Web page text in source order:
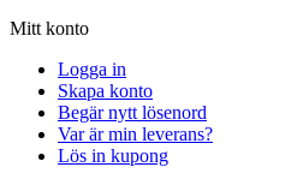
Mitt konto
Logga in
Skapa konto
Begär nytt lösenord
Var är min leverans?
Lös in kupong